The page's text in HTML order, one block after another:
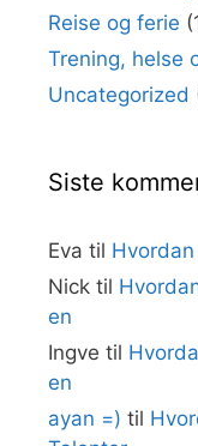
Reise og ferie
Trening, helse
Uncategorized
Siste
Eva til
Nick til
en
Ingve til
en
ayan =) til